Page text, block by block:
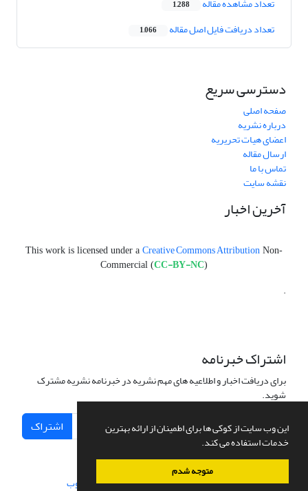
این وب سایت از کوکی ها برای اطمینان از ارائه بهترین
خدمات استفاده می کند.
متوجه شدم
تعداد مشاهده مقاله 1,288
تعداد دریافت فایل اصل مقاله 1,066
دسترسی سریع
صفحه اصلی
درباره نشریه
اعضای هیات تحریریه
ارسال مقاله
تماس با ما
نقشه سایت
آخرین اخبار
This work is licensed under a Creative Commons Attribution Non-
Commercial (CC-BY-NC)
.
اشتراک خبرنامه
برای دریافت اخبار و اطلاعیه های مهم نشریه در خبرنامه نشریه مشترک
شوید.
اشتراک
سامانه مدیریت نشریات علمی.طراحی و پیاده سازی از سیناوب